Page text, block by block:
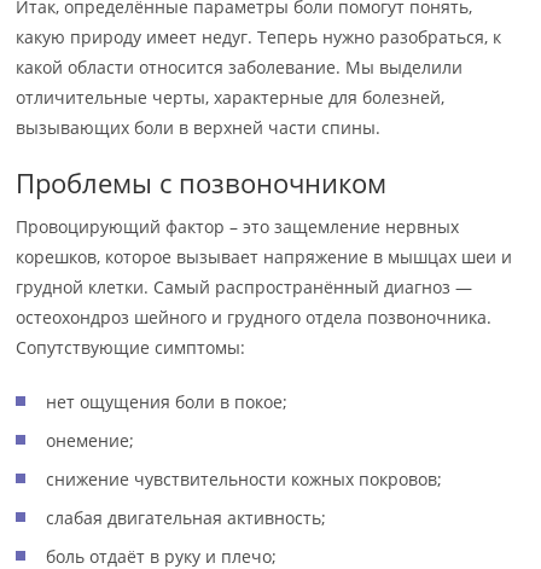
Итак, определённые параметры боли помогут понять,
какую природу имеет недуг. Теперь нужно разобраться, к
какой области относится заболевание. Мы выделили
отличительные черты, характерные для болезней,
вызывающих боли в верхней части спины.
Проблемы с позвоночником
Провоцирующий фактор – это защемление нервных
корешков, которое вызывает напряжение в мышцах шеи и
грудной клетки. Самый распространённый диагноз —
остеохондроз шейного и грудного отдела позвоночника.
Сопутствующие симптомы:
нет ощущения боли в покое;
онемение;
снижение чувствительности кожных покровов;
слабая двигательная активность;
боль отдаёт в руку и плечо;